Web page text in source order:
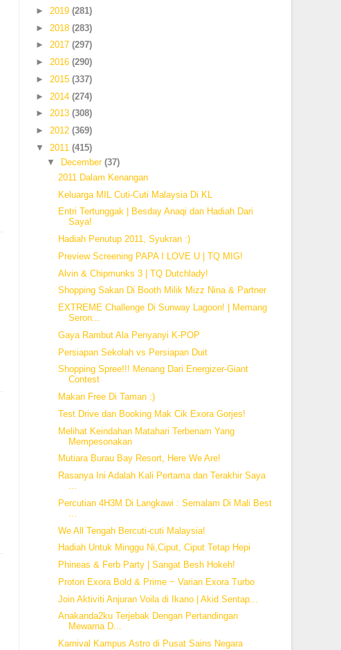
► 2019(281)
► 2018(283)
►2017(297)
►2016(290)
► 2015(337)
► 2014(274)
►2013(308)
►2012(369)
▼ 2011(415)
▼
December (37)
2011 Dalam Kenangan
Keluarga MIL Cuti-Cuti Malaysia Di KL
Entri Tertunggak | Besday Anaqi dan Hadiah Dari
Saya!
Hadiah Penutup 2011, Syukran :)
Preview Screening PAPA I LOVE U | TQ MIG!
Alvin & Chipmunks 3 | TQ Dutchlady!
Shopping Sakan Di Booth Milik Mizz Nina & Partner
EXTREME Challenge Di Sunway Lagoon! | Memang
Seron...
Gaya Rambut Ala Penyanyi K-POP
Persiapan Sekolah vs Persiapan Duit
Shopping Spree!!! Menang Dari Energizer-Giant
Contest
Makan Free Di Taman :)
Test Drive dan Booking Mak Cik Exora Gorjes!
Melihat Keindahan Matahari Terbenam Yang
Mempesonakan
Mutiara Burau Bay Resort, Here We Are!
Rasanya Ini Adalah Kali Pertama dan Terakhir Saya
...
Percutian 4H3M Di Langkawi : Semalam Di Mali Best
We All Tengah Bercuti-cuti Malaysia!
Hadiah Untuk Minggu Ni,Ciput, Ciput Tetap Hepi
Phineas & Ferb Party | Sangat Besh Hokeh!
Proton Exora Bold & Prime ~ Varian Exora Turbo
Join Aktiviti Anjuran Voila di Ikano | Akid Sentap...
Anakanda2ku Terjebak Dengan Pertandingan
Mewarna D...
Karnival Kampus Astro di Pusat Sains Negara